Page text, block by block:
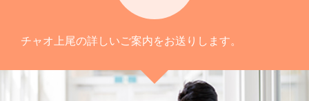
チャオ上尾の詳しいご案内をお送りします。